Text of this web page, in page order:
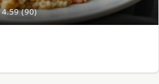
4.59 (90)